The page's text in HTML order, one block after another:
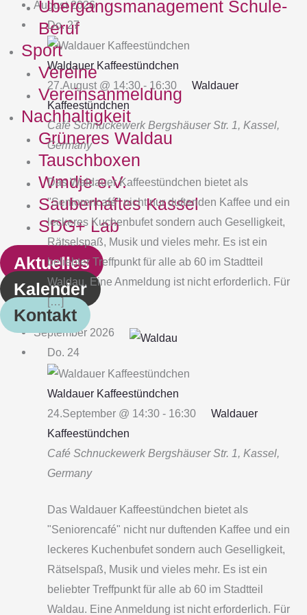
Übergangsmanagement Schule‐
Beruf
Sport
Vereine
Vereinsanmeldung
Nachhaltigkeit
Grüneres Waldau
Tauschboxen
Wmdje e.V.
Sauberhaftes Kassel
SDG+ Lab
Aktuelles
Kalender
Kontakt
August 2026
Do.27
Waldauer Kaffeestündchen
27.August @ 14:30- 16:30
Waldauer
Kaffeestündchen
Café SchnuckewerkBergshäuser Str. 1, Kassel,
Germany
Das Waldauer Kaffeestündchen bietet als
"Seniorencafé" nicht nur duftenden Kaffee und ein
leckeres Kuchenbufet sondern auch Geselligkeit,
Rätselspaß, Musik und vieles mehr. Es ist ein
beliebter Treffpunkt für alle ab 60 im Stadtteil
Waldau. Eine Anmeldung ist nicht erforderlich. Für
[…]
September 2026
Do. 24
Waldauer Kaffeestündchen
24.September @ 14:30 - 16:30
Waldauer
Kaffeestündchen
Café Schnuckewerk Bergshäuser Str. 1, Kassel,
Germany
Das Waldauer Kaffeestündchen bietet als
"Seniorencafé" nicht nur duftenden Kaffee und ein
leckeres Kuchenbufet sondern auch Geselligkeit,
Rätselspaß, Musik und vieles mehr. Es ist ein
beliebter Treffpunkt für alle ab 60 im Stadtteil
Waldau. Eine Anmeldung ist nicht erforderlich. Für